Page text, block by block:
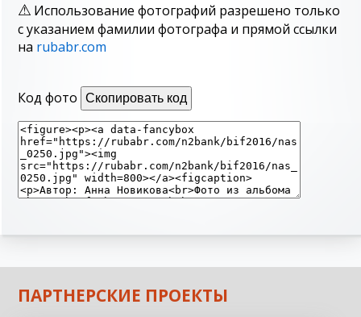
Использование фотографий разрешено только
с указанием фамилии фотографа и прямой ссылки
на rubabr.com
Код фото Скопировать код
ПАРТНЕРСКИЕ ПРОЕКТЫ